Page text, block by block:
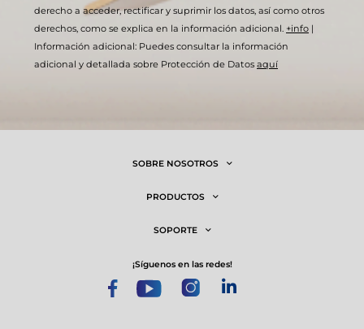
derecho a acceder, rectificar y suprimir los datos, así como otros
derechos, como se explica en la información adicional. +info |
Información adicional: Puedes consultar la información
adicional y detallada sobre Protección de Datos aquí
SOBRE NOSOTROS
PRODUCTOS
SOPORTE
¡síguenos en las redes!